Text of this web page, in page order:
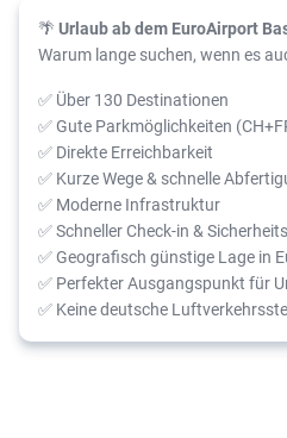
🌴 Urlaub ab dem EuroAirport
Warum lange suchen, wenn es
✅ Über 130 Destinationen
✅ Gute Parkmöglichkeiten
✅ Direkte Erreichbarkeit
✅ Kurze Wege & schnelle
✅ Moderne Infrastruktur
✅ Schneller Check-in &
✅ Geografisch günstige Lage in
✅ Perfekter Ausgangspunkt für
✅ Keine deutsche